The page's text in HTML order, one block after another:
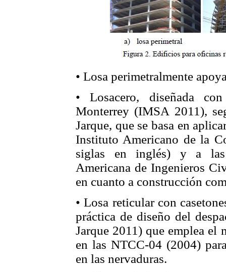
• Losa perimetralmente
• Losacero, diseñada
Monterrey (IMSA 2011),
Jarque, que se basa en
Instituto Americano de la
siglas en inglés) y a las
Americana de Ingenieros
en cuanto a construcción
• Losa reticular con
práctica de diseño del
Jarque 2011) que emplea el
en las NTCC-04 (2004)
en las nervaduras.